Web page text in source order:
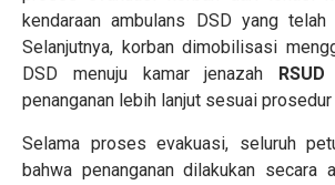
kendaraan ambulans DSD yang
Selanjutnya, korban dimobilisasi
DSD menuju kamar jenazah
penanganan lebih lanjut sesuai prosedur
Selama proses evakuasi, seluruh
bahwa penanganan dilakukan secara